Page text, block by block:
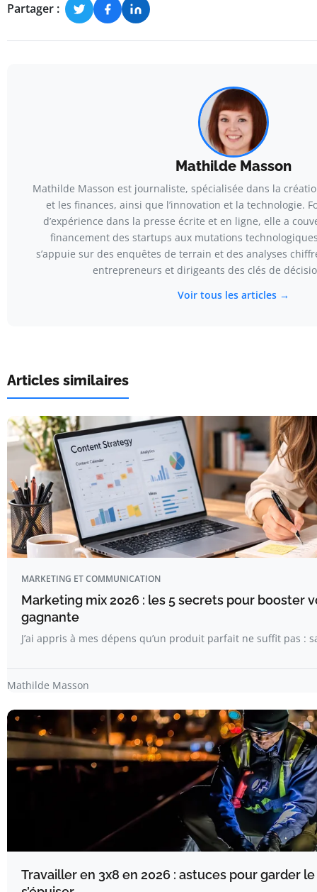
Partager :
Mathilde Masson
Mathilde Masson est journaliste, spécialisée dans la
et les finances, ainsi que l’innovation et la technologie.
d’expérience dans la presse écrite et en ligne, elle a
financement des startups aux mutations
s’appuie sur des enquêtes de terrain et des analyses
entrepreneurs et dirigeants des clés de
Voir tous les articles →
Articles similaires
MARKETING ET COMMUNICATION
Marketing mix 2026 : les 5 secrets pour booster
gagnante
J’ai appris à mes dépens qu’un produit parfait ne suffit pas :
Mathilde Masson
Travailler en 3x8 en 2026 : astuces pour garder